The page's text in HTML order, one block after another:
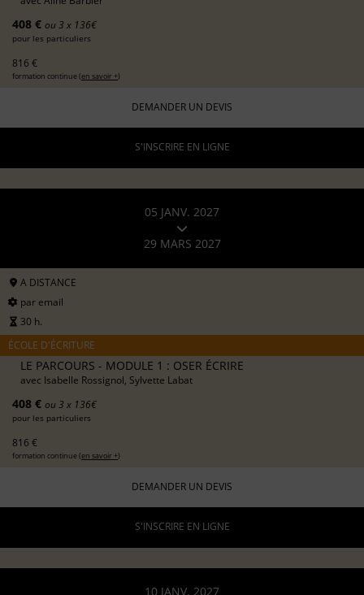
408 € ou 3 x 136€
pour les particuliers
816 €
formation continue (en savoir +)
DEMANDER UN DEVIS
S'INSCRIRE EN LIGNE
05 JANV. 2027
29 MARS 2027
A DISTANCE
par email
30 h.
ÉCOLE D'ÉCRITURE
LE PARCOURS - MODULE 1 : OSER ÉCRIRE
avec Isabelle Rossignol, Sylvette Labat
408 € ou 3 x 136€
pour les particuliers
816 €
formation continue (en savoir +)
DEMANDER UN DEVIS
S'INSCRIRE EN LIGNE
10 JANV. 2027